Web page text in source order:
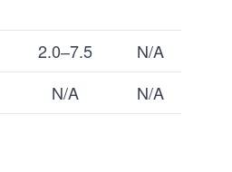
2.0‒7.5
N/A
N/A N/A